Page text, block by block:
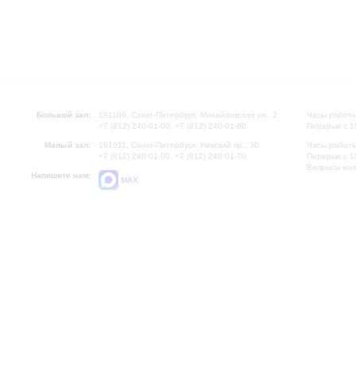
Большой зал:
191186, Санкт-Петербург, Михайловская ул., 2
+7 (812) 240-01-00, +7 (812) 240-01-80
Малый зал:
191011, Санкт-Петербург, Невский пр., 30
+7 (812) 240-01-00, +7 (812) 240-01-70
Напишите нам:
MAX
Часы
Перерыв с
Часы
Перерыв с
Вопросы